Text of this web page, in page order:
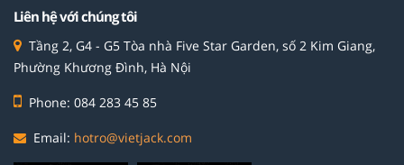
Liên hệ với chúng tôi
Tầng 2, G4 - G5 Tòa nhà Five Star Garden, số 2 Kim Giang,
Phường Khương Đình, Hà Nội
Phone: 084 283 45 85
Email: hotro@vietjack.com